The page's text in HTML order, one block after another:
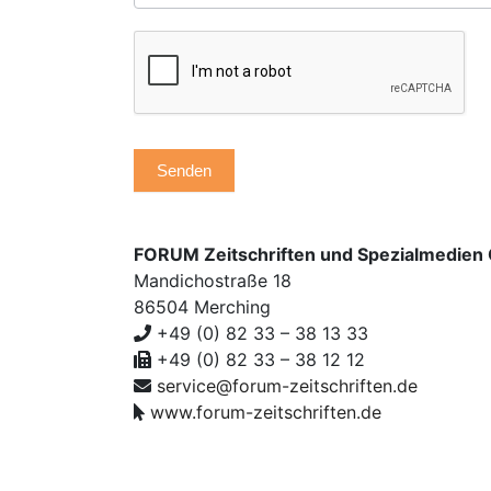
Senden
FORUM Zeitschriften und Spezialmedien
Mandichostraße 18
86504 Merching
+49 (0) 82 33 – 38 13 33
+49 (0) 82 33 – 38 12 12
service@forum-zeitschriften.de
www.forum-zeitschriften.de